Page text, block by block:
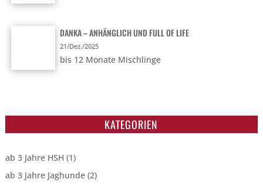
DANKA – ANHÄNGLICH UND FULL OF LIFE
21/Dez./2025
bis 12 Monate Mischlinge
KATEGORIEN
ab 3 Jahre HSH (1)
ab 3 Jahre Jaghunde(2)